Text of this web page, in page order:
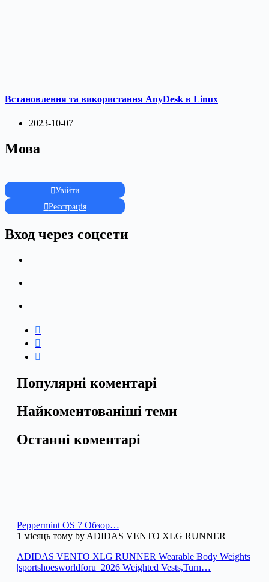
Встановлення та використання AnyDesk в Linux
2023-10-07
Мова
Увійти
Реєстрація
Вход через соцсети
Популярні коментарі
Найкоментованіші теми
Останні коментарі
Peppermint OS 7 Обзор…
1 місяць тому by ADIDAS VENTO XLG RUNNER
ADIDAS VENTO XLG RUNNER Wearable Body Weights
|sportshoesworldforu_2026 Weighted Vests,Turn…